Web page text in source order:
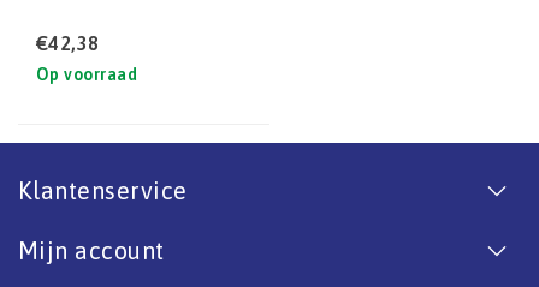
€42,38
Op voorraad
Klantenservice
Mijn account